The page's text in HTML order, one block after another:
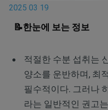
2025 03 19
📝한눈에 보는 정보
적절한 수분 섭취는
양소를 운반하며, 최
필수적이다. 그러나
라는 일반적인 권고